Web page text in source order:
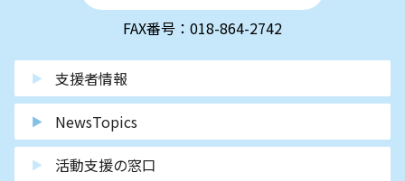
FAX番号：018-864-2742
支援者情報
NewsTopics
活動支援の窓口